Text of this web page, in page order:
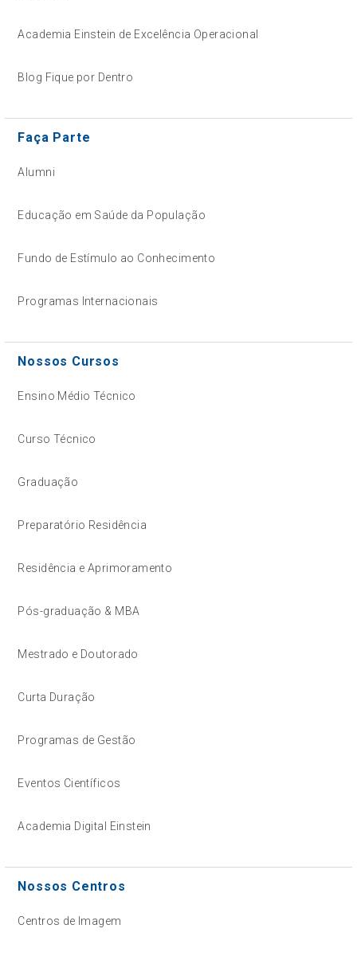
Academia Einstein de Excelência Operacional
Blog Fique por Dentro
Faça Parte
Alumni
Educação em Saúde da População
Fundo de Estímulo ao Conhecimento
Programas Internacionais
Nossos Cursos
Ensino Médio Técnico
Curso Técnico
Graduação
Preparatório Residência
Residência e Aprimoramento
Pós-graduação & MBA
Mestrado e Doutorado
Curta Duração
Programas de Gestão
Eventos Científicos
Academia Digital Einstein
Nossos Centros
Centros de Imagem